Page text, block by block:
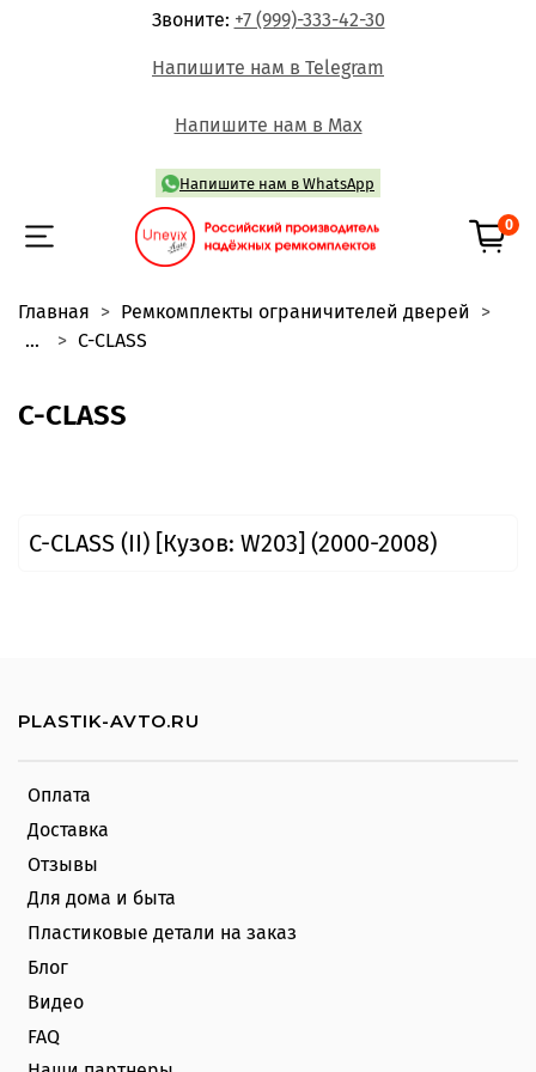
Звоните: +7 (999)-333-42-30
Напишите нам в Telegram
Напишите нам в Max
Напишите нам в WhatsApp
0
Главная
Ремкомплекты ограничителей дверей
...
C-CLASS
C-CLASS
C-CLASS (II) [Кузов: W203] (2000-2008)
Оплата
Доставка
Отзывы
Для дома и быта
Пластиковые детали на заказ
Блог
Видео
FAQ
PLASTIK-AVTO.RU